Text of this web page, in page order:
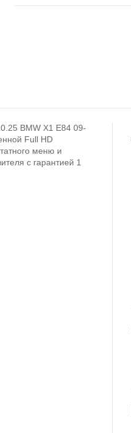
BMW X1 E84 09-
Full HD
меню и
с гарантией 1